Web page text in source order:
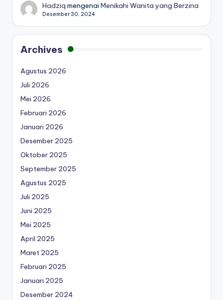
Hadziq mengenaiMenikahi Wanita yang Berzina
Desember 30, 2024
Archives
Agustus 2026
Juli 2026
Mei 2026
Februari 2026
Januari 2026
Desember 2025
Oktober 2025
September 2025
Agustus 2025
Juli 2025
Juni 2025
Mei 2025
April 2025
Maret 2025
Februari 2025
Januari 2025
Desember 2024